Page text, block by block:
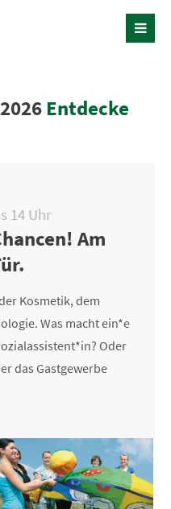
Entdecke
14 Uhr
Am
Kosmetik, dem
Was macht ein*e
Oder
das Gastgewerbe